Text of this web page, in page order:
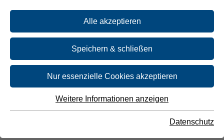
Ihr Ergebnis für
Wasserwerk Haltern
Alle akzeptieren
Speichern & schließen
Nur essenzielle Cookies akzeptieren
der Webseite benötigt. Dadurch ist gewährleistet, dass die
Webseite einwandfrei funktioniert.
Weitere Informationen anzeigen
Datenschutz